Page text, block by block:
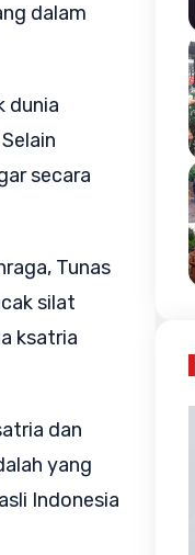
dalam
dunia
secara
Tunas
silat
ksatria
dan
yang
Indonesia